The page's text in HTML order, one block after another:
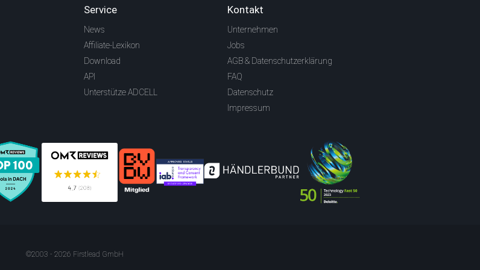
Service
News
Affiliate-Lexikon
Download
API
Unterstütze ADCELL
Kontakt
Unternehmen
Jobs
AGB & Datenschutzerklärung
FAQ
Datenschutz
Impressum
©2003 - 2026 Firstlead GmbH